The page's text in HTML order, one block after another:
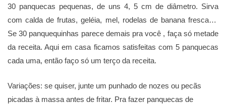
30 panquecas pequenas, de uns 4, 5 cm de diâmetro. Sirva
com calda de frutas, geléia, mel, rodelas de banana fresca…
Se 30 panquequinhas parece demais pra você , faça só metade
da receita. Aqui em casa ficamos satisfeitas com 5 panquecas
cada uma, então faço só um terço da receita.
Variações: se quiser, junte um punhado de nozes ou pecãs
picadas à massa antes de fritar. Pra fazer panquecas de